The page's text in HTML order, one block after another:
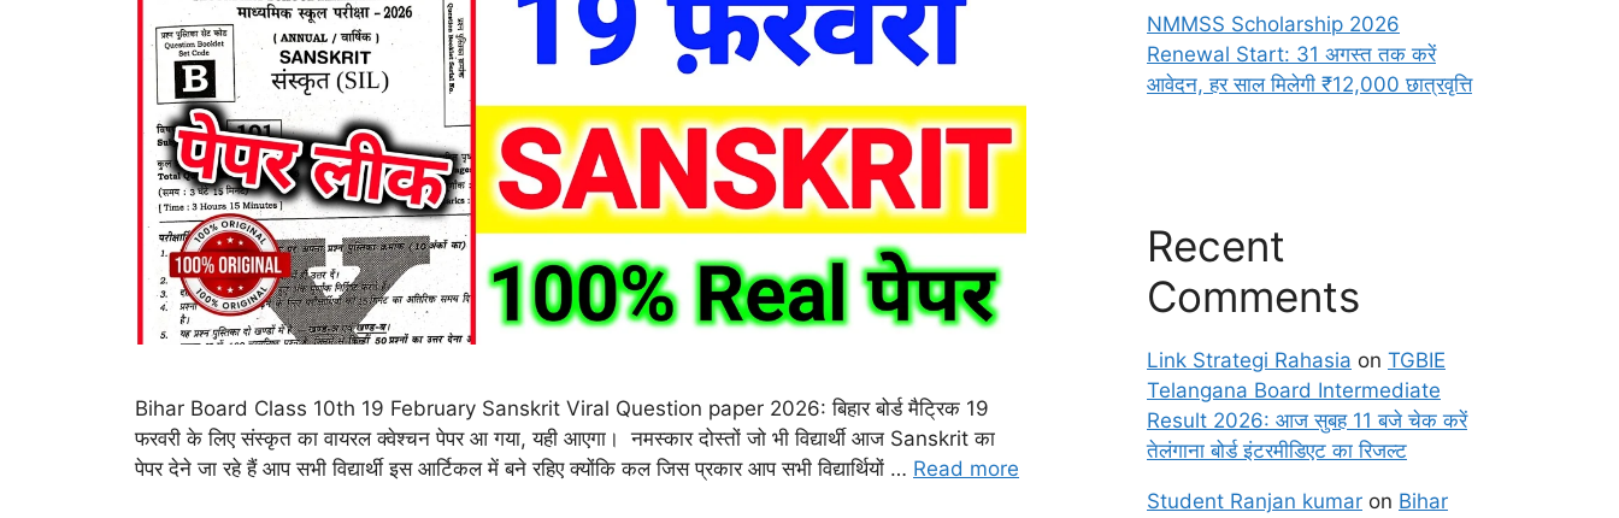
Bihar Board Class 10th 19 February Sanskrit Viral Question paper 2026: बिहार बोर्ड मैट्रिक 19
फरवरी के लिए संस्कृत का वायरल क्वेश्चन पेपर आ गया, यही आएगा। नमस्कार दोस्तों जो भी विद्यार्थी आज Sanskrit का
पेपर देने जा रहे हैं आप सभी विद्यार्थी इस आर्टिकल में बने रहिए क्योंकि कल जिस प्रकार आप सभी विद्यार्थियों … Read more
NMMSS Scholarship 2026
Renewal Start: 31 अगस्त तक करें
आवेदन, हर साल मिलेगी ₹12,000 छात्रवृत्ति
Recent
Comments
Link Strategi Rahasia on TGBIE
Telangana Board Intermediate
Result 2026: आज सुबह 11 बजे चेक करें
तेलंगाना बोर्ड इंटरमीडिएट का रिजल्ट
Student Ranjan kumar on Bihar